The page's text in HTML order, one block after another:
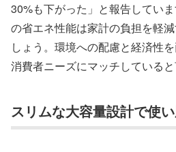
30%も下がった」と報告してい
の省エネ性能は家計の負担を軽
しょう。環境への配慮と経済性
消費者ニーズにマッチしていると
スリムな大容量設計で使